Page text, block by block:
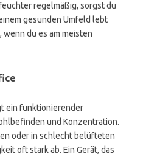
regelmäßig, sorgst du
gesunden Umfeld lebt
du es am meisten
ein funktionierender
und Konzentration.
oder in schlecht belüfteten
oft stark ab. Ein Gerät, das